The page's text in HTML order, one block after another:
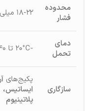
محدوده
فشار
۱۸-۲۲ میلی‌بار
دمای
تحمل
-۲۰°C تا ۱۴۰°C
سازگاری
پکیج‌های
ایساتیس،
پلاتینیوم